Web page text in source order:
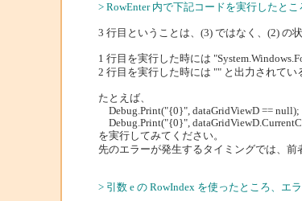
> RowEnter 内で下記コードを実行したと
3 行目ということは、(3) ではなく、(2) の
1 行目を実行した時には
2 行目を実行した時には "" と出力されてい
たとえば、
Debug.Print("{0}", dataGridViewD == null);
Debug.Print("{0}",
を実行してみてください。
先のエラーが発生するタイミングでは、前
> 引数 e の RowIndex を使ったところ、エ